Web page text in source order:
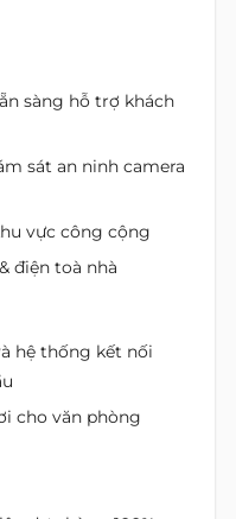
sàng hỗ trợ khách
sát an ninh camera
vực công cộng
điện toà nhà
hệ thống kết nối
cho văn phòng